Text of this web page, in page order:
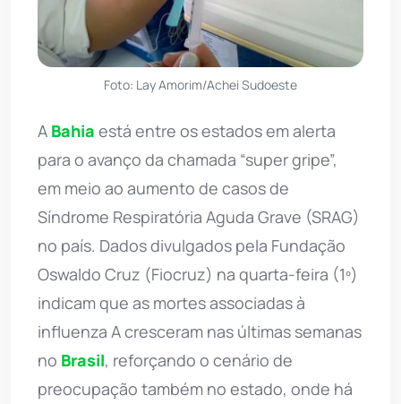
Foto: Lay Amorim/Achei Sudoeste
A Bahia está entre os estados em alerta
para o avanço da chamada “super gripe”,
em meio ao aumento de casos de
Síndrome Respiratória Aguda Grave (SRAG)
no país. Dados divulgados pela Fundação
Oswaldo Cruz (Fiocruz) na quarta-feira (1º)
indicam que as mortes associadas à
influenza A cresceram nas últimas semanas
no Brasil, reforçando o cenário de
preocupação também no estado, onde há